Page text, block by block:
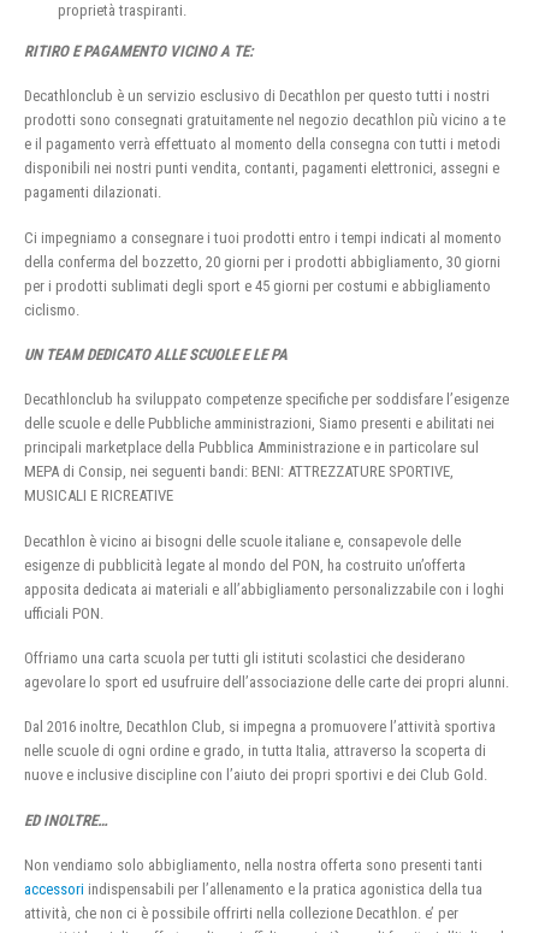
proprietà traspiranti.
RITIRO E PAGAMENTO VICINO A TE:
Decathlonclub è un servizio esclusivo di Decathlon per questo tutti i nostri
prodotti sono consegnati gratuitamente nel negozio decathlon più vicino a te
e il pagamento verrà effettuato al momento della consegna con tutti i metodi
disponibili nei nostri punti vendita, contanti, pagamenti elettronici, assegni e
pagamenti dilazionati.
Ci impegniamo a consegnare i tuoi prodotti entro i tempi indicati al momento
della conferma del bozzetto, 20 giorni per i prodotti abbigliamento, 30 giorni
per i prodotti sublimati degli sport e 45 giorni per costumi e abbigliamento
ciclismo.
UN TEAM DEDICATO ALLE SCUOLE E LE PA
Decathlonclub ha sviluppato competenze specifiche per soddisfare l’esigenze
delle scuole e delle Pubbliche amministrazioni, Siamo presenti e abilitati nei
principali marketplace della Pubblica Amministrazione e in particolare sul
MEPA di Consip, nei seguenti bandi: BENI: ATTREZZATURE SPORTIVE,
MUSICALI E RICREATIVE
Decathlon è vicino ai bisogni delle scuole italiane e, consapevole delle
esigenze di pubblicità legate al mondo del PON, ha costruito un’offerta
apposita dedicata ai materiali e all’abbigliamento personalizzabile con i loghi
ufficiali PON.
Offriamo una carta scuola per tutti gli istituti scolastici che desiderano
agevolare lo sport ed usufruire dell’associazione delle carte dei propri alunni.
Dal 2016 inoltre, Decathlon Club, si impegna a promuovere l’attività sportiva
nelle scuole di ogni ordine e grado, in tutta Italia, attraverso la scoperta di
nuove e inclusive discipline con l’aiuto dei propri sportivi e dei Club Gold.
ED INOLTRE…
Non vendiamo solo abbigliamento, nella nostra offerta sono presenti tanti
accessori indispensabili per l’allenamento e la pratica agonistica della tua
attività, che non ci è possibile offrirti nella collezione Decathlon. e’ per